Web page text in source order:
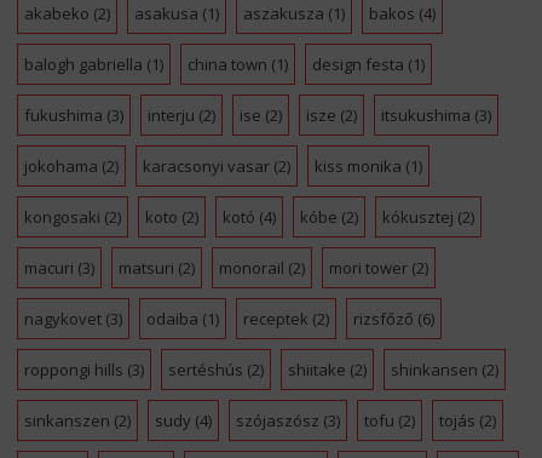
akabeko (2) asakusa (1) aszakusza (1) bakos (4)
balogh gabriella (1) china town (1) design festa (1)
fukushima (3) interju (2) ise (2) isze (2) itsukushima (3)
jokohama (2) karacsonyi vasar(2) kiss monika (1)
kongosaki (2) koto (2) kotó (4) kóbe (2) kókusztej (2)
macuri (3) matsuri (2) monorail (2) mori tower(2)
nagykovet(3) odaiba (1) receptek (2) rizsfőző (6)
roppongi hills (3) sertéshús (2) shiitake (2) shinkansen (2)
sinkanszen (2) sudy (4) szójaszósz (3) tofu (2) tojás (2)